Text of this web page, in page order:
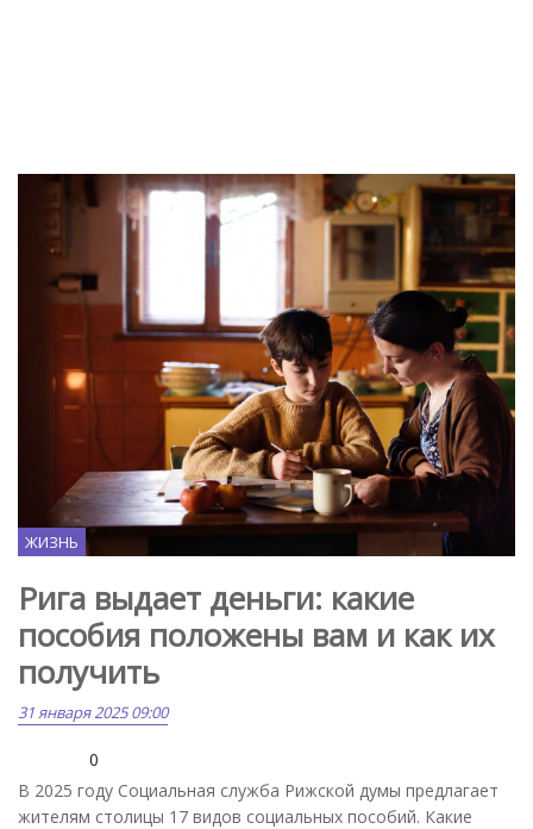
ЖИЗНЬ
Рига выдает деньги: какие
пособия положены вам и как их
получить
31 января 2025 09:00
0
В 2025 году Социальная служба Рижской думы предлагает
жителям столицы 17 видов социальных пособий. Какие